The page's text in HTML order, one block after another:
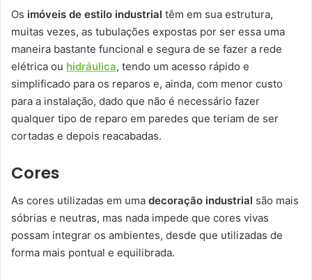
Os imóveis de estilo industrial têm em sua estrutura,
muitas vezes, as tubulações expostas por ser essa uma
maneira bastante funcional e segura de se fazer a rede
elétrica ou hidráulica, tendo um acesso rápido e
simplificado para os reparos e, ainda, com menor custo
para a instalação, dado que não é necessário fazer
qualquer tipo de reparo em paredes que teriam de ser
cortadas e depois reacabadas.
Cores
As cores utilizadas em uma decoração industrial são mais
sóbrias e neutras, mas nada impede que cores vivas
possam integrar os ambientes, desde que utilizadas de
forma mais pontual e equilibrada.